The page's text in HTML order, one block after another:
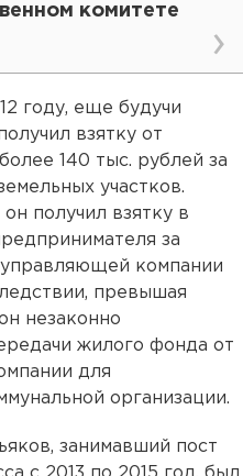
комитете
году, еще будучи
взятку от
140 тыс. рублей за
участков.
получил взятку в
за
управляющей компании
превышая
незаконно
жилого фонда от
для
организации.
занимавший пост